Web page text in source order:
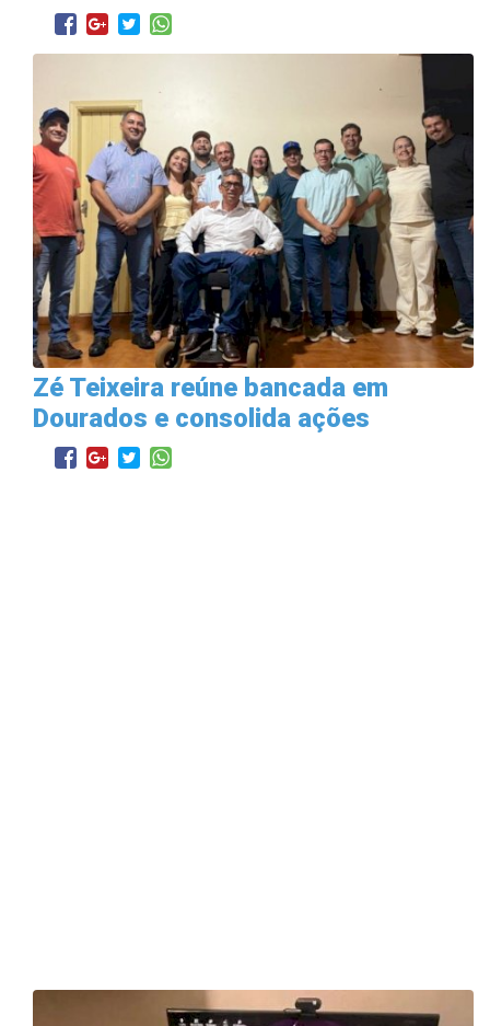
Zé Teixeira reúne bancada em
Dourados e consolida ações